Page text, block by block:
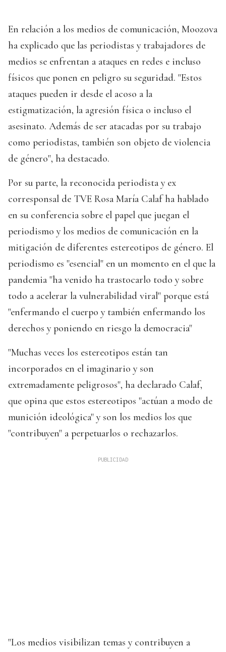
En relación a los medios de comunicación, Moozova
ha explicado que las periodistas y trabajadores de
medios se enfrentan a ataques en redes e incluso
físicos que ponen en peligro su seguridad. "Estos
ataques pueden ir desde el acoso a la
estigmatización, la agresión física o incluso el
asesinato. Además de ser atacadas por su trabajo
como periodistas, también son objeto de violencia
de género", ha destacado.
Por su parte, la reconocida periodista y ex
corresponsal de TVE Rosa María Calaf ha hablado
en su conferencia sobre el papel que juegan el
periodismo y los medios de comunicación en la
mitigación de diferentes estereotipos de género. El
periodismo es "esencial" en un momento en el que la
pandemia "ha venido ha trastocarlo todo y sobre
todo a acelerar la vulnerabilidad viral" porque está
"enfermando el cuerpo y también enfermando los
derechos y poniendo en riesgo la democracia"
"Muchas veces los estereotipos están tan
incorporados en el imaginario y son
extremadamente peligrosos", ha declarado Calaf,
que opina que estos estereotipos "actúan a modo de
munición ideológica" y son los medios los que
"contribuyen" a perpetuarlos o rechazarlos.
"Los medios visibilizan temas y contribuyen a